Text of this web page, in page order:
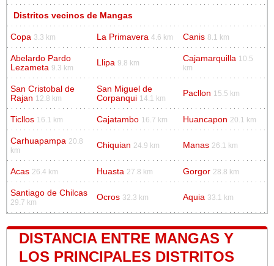
Distritos vecinos de Mangas
Copa 3.3 km La Primavera 4.6 km Canis 8.1 km
Abelardo Pardo
Lezameta 9.3 km
Llipa 9.8 km Cajamarquilla 10.5
km
San Cristobal de
Rajan 12.8 km
San Miguel de
Corpanqui 14.1 km
Pacllon 15.5 km
Ticllos 16.1 km Cajatambo 16.7 km Huancapon 20.1 km
Carhuapampa 20.8
km
Chiquian 24.9 km Manas 26.1 km
Acas 26.4 km Huasta 27.8 km Gorgor 28.8 km
Santiago de Chilcas
29.7 km
Ocros 32.3 km Aquia 33.1 km
DISTANCIA ENTRE MANGAS Y
LOS PRINCIPALES DISTRITOS